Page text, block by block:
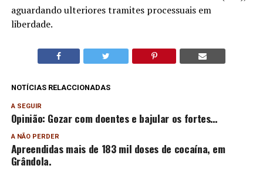
aguardando ulteriores tramites processuais em
liberdade.
NOTÍCIAS RELACCIONADAS
A SEGUIR
Opinião: Gozar com doentes e bajular os fortes…
A NÃO PERDER
Apreendidas mais de 183 mil doses de cocaína, em
Grândola.